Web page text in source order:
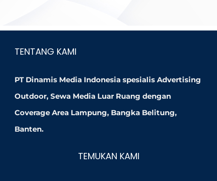
TENTANG KAMI
PT Dinamis Media Indonesia spesialis Advertising
Outdoor, Sewa Media Luar Ruang dengan
Coverage Area Lampung, Bangka Belitung,
Banten.
TEMUKAN KAMI